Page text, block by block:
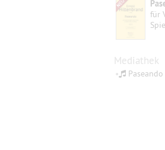
für
Mediathek
• Paseando